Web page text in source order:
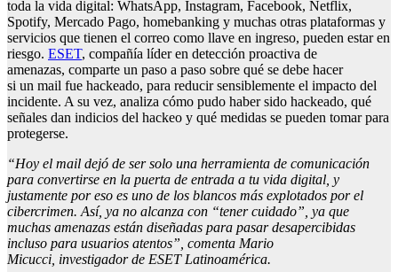
toda la vida digital: WhatsApp, Instagram, Facebook, Netflix,
Spotify, Mercado Pago, homebanking y muchas otras plataformas y
servicios que tienen el correo como llave en ingreso, pueden estar en
riesgo. ESET, compañía líder en detección proactiva de
amenazas, comparte un paso a paso sobre qué se debe hacer
si un mail fue hackeado, para reducir sensiblemente el impacto del
incidente. A su vez, analiza cómo pudo haber sido hackeado, qué
señales dan indicios del hackeo y qué medidas se pueden tomar para
protegerse.
“Hoy el mail dejó de ser solo una herramienta de comunicación
para convertirse en la puerta de entrada a tu vida digital, y
justamente por eso es uno de los blancos más explotados por el
cibercrimen. Así, ya no alcanza con “tener cuidado”, ya que
muchas amenazas están diseñadas para pasar desapercibidas
incluso para usuarios atentos”, comenta Mario
Micucci, investigador de ESET Latinoamérica.